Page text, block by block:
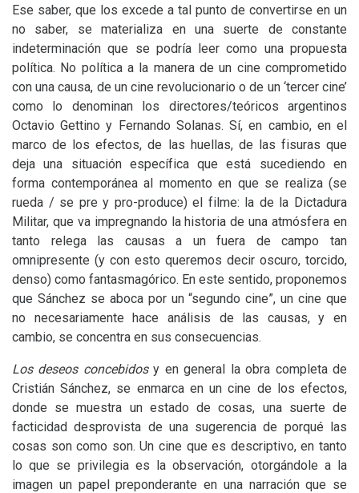
Ese saber, que los excede a tal punto de convertirse en un
no saber, se materializa en una suerte de constante
indeterminación que se podría leer como una propuesta
política. No política a la manera de un cine comprometido
con una causa, de un cine revolucionario o de un ‘tercer cine’
como lo denominan los directores/teóricos argentinos
Octavio Gettino y Fernando Solanas. Sí, en cambio, en el
marco de los efectos, de las huellas, de las fisuras que
deja una situación específica que está sucediendo en
forma contemporánea al momento en que se realiza (se
rueda / se pre y pro-produce) el filme: la de la Dictadura
Militar, que va impregnando la historia de una atmósfera en
tanto relega las causas a un fuera de campo tan
omnipresente (y con esto queremos decir oscuro, torcido,
denso) como fantasmagórico. En este sentido, proponemos
que Sánchez se aboca por un “segundo cine”, un cine que
no necesariamente hace análisis de las causas, y en
cambio, se concentra en sus consecuencias.
Los deseos concebidosy en general la obra completa de
Cristián Sánchez, se enmarca en un cine de los efectos,
donde se muestra un estado de cosas, una suerte de
facticidad desprovista de una sugerencia de porqué las
cosas son como son. Un cine que es descriptivo, en tanto
lo que se privilegia es la observación, otorgándole a la
imagen un papel preponderante en una narración que se